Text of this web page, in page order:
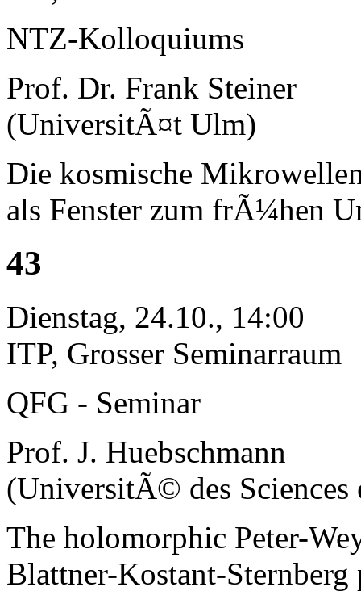
NTZ-Kolloquiums
Prof. Dr. Frank Steiner
(UniversitÃ¤t Ulm)
Die kosmische
als Fenster zum frÃ¼hen
43
Dienstag, 24.10., 14:00
ITP, Grosser Seminarraum
QFG - Seminar
Prof. J. Huebschmann
(UniversitÃ© des
The holomorphic Peter-
Blattner-Kostant-Sternberg